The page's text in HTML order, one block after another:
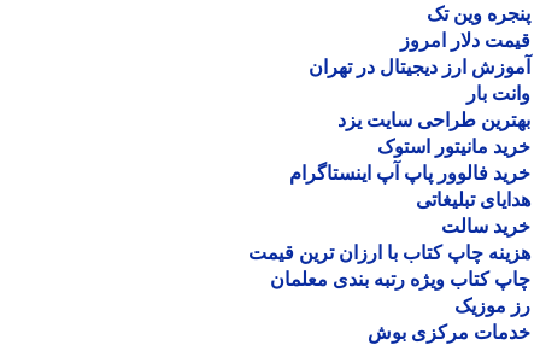
وین تک
دلار امروز
ارز دیجیتال در تهران
بار
طراحی سایت یزد
مانیتور استوک
فالوور پاپ آپ اینستاگرام
تبلیغاتی
سالت
چاپ کتاب با ارزان ترین قیمت
کتاب ویژه رتبه بندی معلمان
موزیک
مرکزی بوش